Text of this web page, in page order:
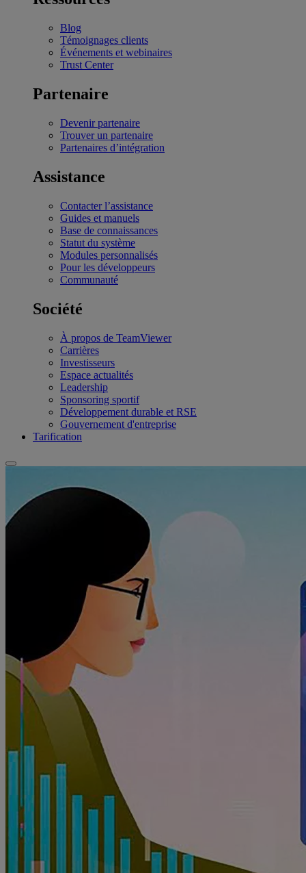
Blog
Témoignages clients
Événements et webinaires
Trust Center
Partenaire
Devenir partenaire
Trouver un partenaire
Partenaires d’intégration
Assistance
Contacter l’assistance
Guides et manuels
Base de connaissances
Statut du système
Modules personnalisés
Pour les développeurs
Communauté
Société
À propos de TeamViewer
Carrières
Investisseurs
Espace actualités
Leadership
Sponsoring sportif
Développement durable et RSE
Gouvernement d'entreprise
Tarification